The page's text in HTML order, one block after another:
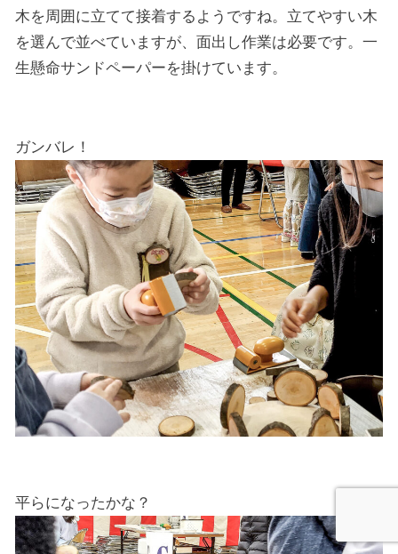
木を周囲に立てて接着するようですね。立てやすい木
を選んで並べていますが、面出し作業は必要です。一
生懸命サンドペーパーを掛けています。
ガンバレ！
平らになったかな？